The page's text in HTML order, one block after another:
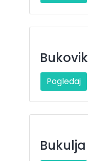
Bukovik
Pogledaj
Bukulja